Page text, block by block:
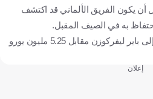
الدوري الألماني
إنجلترا إسبانيا
ألمانيا
يكون الفريق الألماني قد اكتشف
به في الصيف المقبل.
وانضم اللاعب الكاميروني الشاب إلى باير ليفركوزن مقابل 5.25 مليون يورو
إعلان